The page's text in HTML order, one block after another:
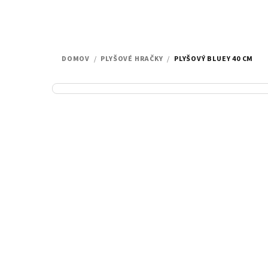
DOMOV / PLYŠOVÉ HRAČKY / PLYŠOVÝ BLUEY 40 CM
B